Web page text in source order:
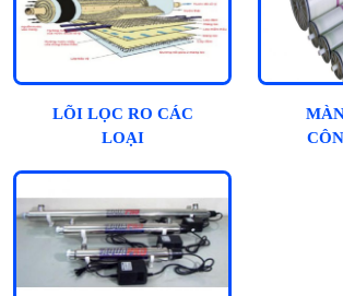
LÕI LỌC RO CÁC
LOẠI